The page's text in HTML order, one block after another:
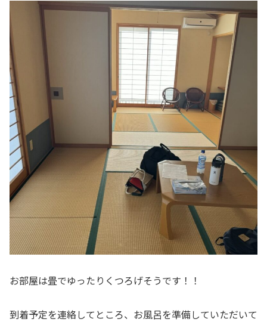
お部屋は畳でゆったりくつろげそうです！！
到着予定を連絡してところ、お風呂を準備していただいて